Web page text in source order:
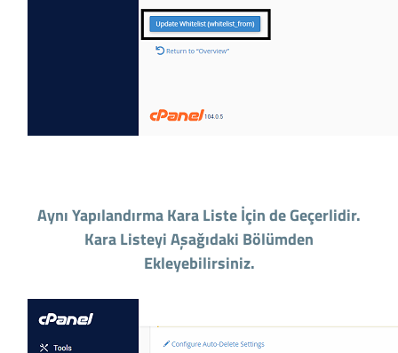
Aynı Yapılandırma Kara Liste İçin de Geçerlidir.
Kara Listeyi Aşağıdaki Bölümden
Ekleyebilirsiniz.